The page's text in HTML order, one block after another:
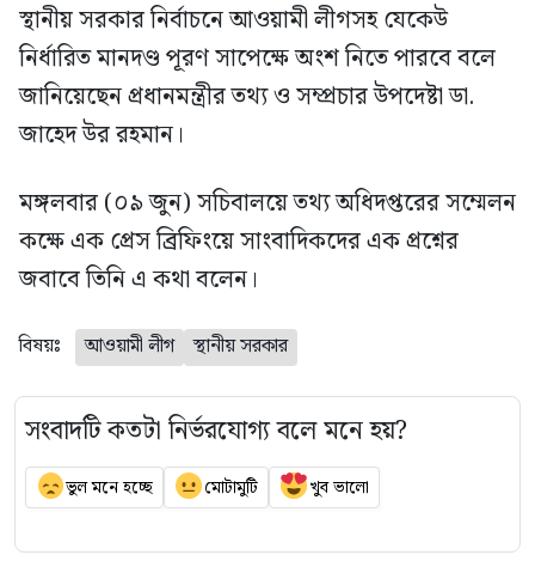
স্থানীয় সরকার নির্বাচনে আওয়ামী লীগসহ যেকেউ
নির্ধারিত মানদণ্ড পূরণ সাপেক্ষে অংশ নিতে পারবে বলে
জানিয়েছেন প্রধানমন্ত্রীর তথ্য ও সম্প্রচার উপদেষ্টা ডা.
জাহেদ উর রহমান।
মঙ্গলবার (০৯ জুন) সচিবালয়ে তথ্য অধিদপ্তরের সম্মেলন
কক্ষে এক প্রেস ব্রিফিংয়ে সাংবাদিকদের এক প্রশ্নের
জবাবে তিনি এ কথা বলেন।
বিষয়ঃ আওয়ামী লীগ স্থানীয় সরকার
সংবাদটি কতটা নির্ভরযোগ্য বলে মনে হয়?
ভুল মনে হচ্ছে মোটামুটি খুব ভালো